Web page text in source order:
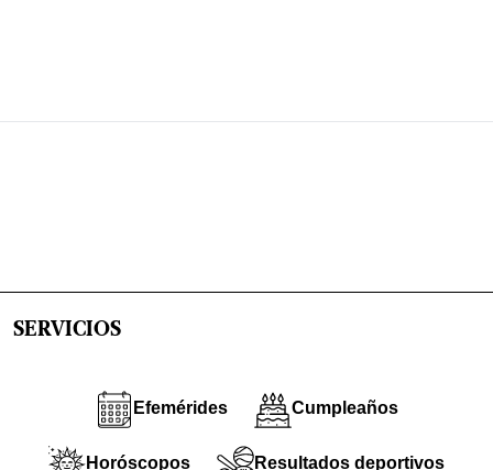
SERVICIOS
Efemérides Cumpleaños
Horóscopos Resultados deportivos